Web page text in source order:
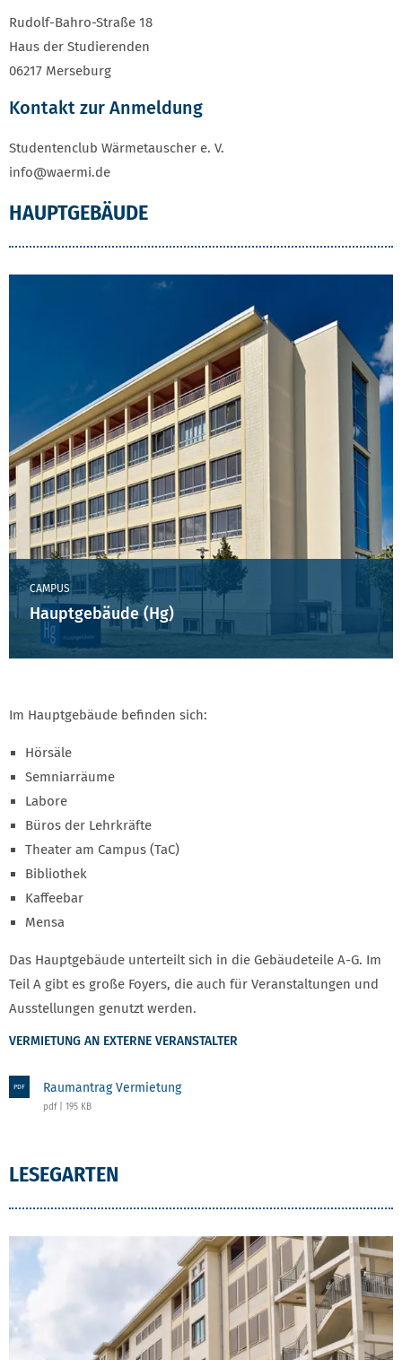
Rudolf-Bahro-Straße 18
Haus der Studierenden
06217 Merseburg
Kontakt zur Anmeldung
Studentenclub Wärmetauscher e. V.
info@waermi.de
HAUPTGEBÄUDE
CAMPUS
Hauptgebäude (Hg)
Im Hauptgebäude befinden sich:
Hörsäle
Semniarräume
Labore
Büros der Lehrkräfte
Theater am Campus (TaC)
Bibliothek
Kaffeebar
Mensa
Das Hauptgebäude unterteilt sich in die Gebäudeteile A-G. Im
Teil A gibt es große Foyers, die auch für Veranstaltungen und
Ausstellungen genutzt werden.
VERMIETUNG AN EXTERNE VERANSTALTER
PDF Raumantrag Vermietung
pdf | 195 KB
LESEGARTEN